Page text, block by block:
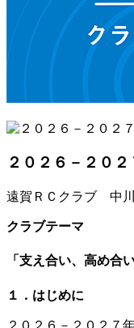
２０２６－２０
遠賀ＲＣクラブ 中
クラブテーマ
「支え合い、高め合
１．はじめに
２０２６－２０２７